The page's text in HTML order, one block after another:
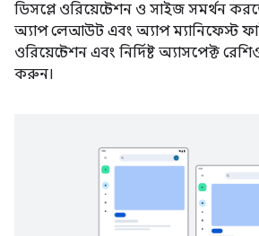
ডিসপ্লে ওরিয়েন্টেশন ও সাইজ সমর্থন
অ্যাপ লেআউট এবং অ্যাপ ম্যানিফেস্ট
ওরিয়েন্টেশন এবং নির্দিষ্ট অ্যাসপেক্ট
করুন।